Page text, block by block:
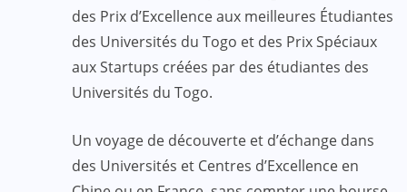
des Prix d’Excellence aux meilleures Étudiantes
des Universités du Togo et des Prix Spéciaux
aux Startups créées par des étudiantes des
Universités du Togo.
Un voyage de découverte et d’échange dans
des Universités et Centres d’Excellence en